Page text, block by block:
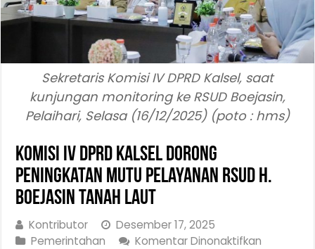
Sekretaris Komisi IV DPRD Kalsel, saat
kunjungan monitoring ke RSUD Boejasin,
Pelaihari, Selasa (16/12/2025) (poto : hms)
Komisi IV DPRD Kalsel Dorong
Peningkatan Mutu Pelayanan RSUD H.
Boejasin Tanah Laut
Kontributor
Desember 17, 2025
Pemerintahan
Komentar Dinonaktifkan